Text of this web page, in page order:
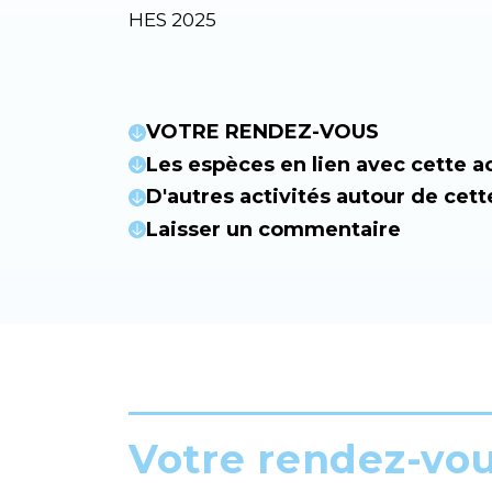
HES 2025
VOTRE RENDEZ-VOUS
Les espèces en lien avec cette
D'autres activités autour de
Laisser un commentaire
Votre rendez-